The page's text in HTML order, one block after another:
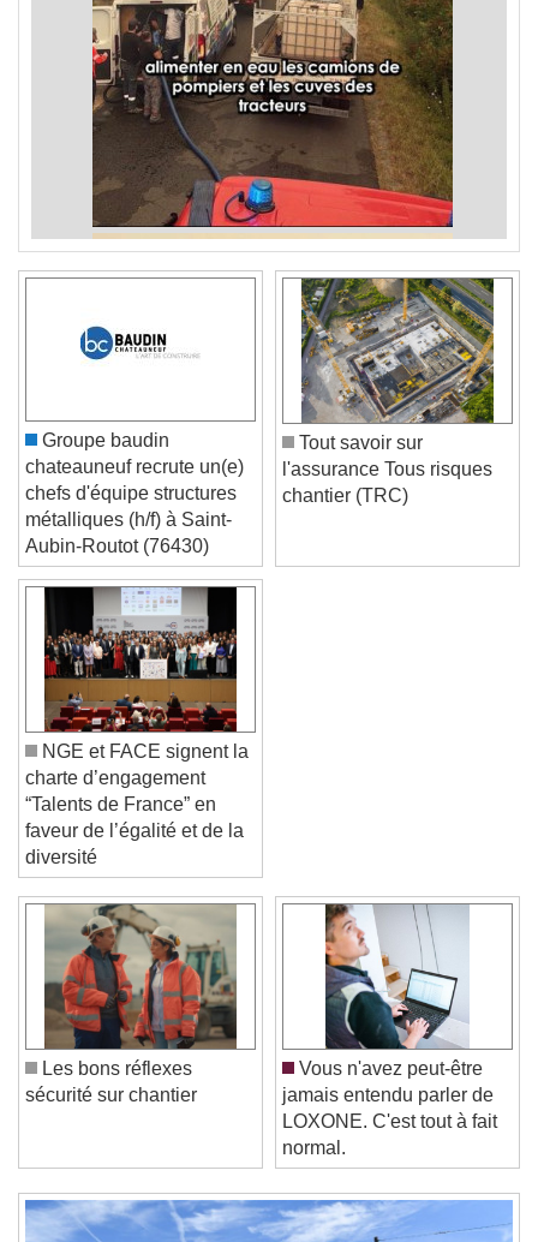
Play Video
Play
Skip Backward
Skip Forward
Unmute
Current Time0:00
/
Duration-:-
Loaded:0%
Stream TypeLIVE
Seek to live, currently behind live LIVE
1x
Playback Rate
Groupe baudin
chateauneuf recrute un(e)
chefs d'équipe structures
métalliques (h/f) à Saint-
Aubin-Routot (76430)
Tout savoir sur
l'assurance Tous risques
chantier (TRC)
NGE et FACE signent la
charte d’engagement
“Talents de France” en
faveur de l’égalité et de la
diversité
Les bons réflexes
sécurité sur chantier
Vous n'avez peut-être
jamais entendu parler de
LOXONE. C'est tout à fait
normal.